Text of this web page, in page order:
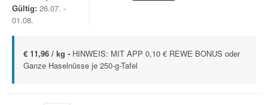
Gültig: 26.07. -
01.08.
€ 11,96 / kg - HINWEIS: MIT APP 0,10 € REWE BONUS oder
Ganze Haselnüsse je 250-g-Tafel